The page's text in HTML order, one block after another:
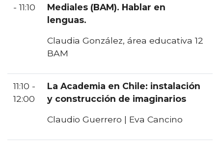
- 11:10
Mediales (BAM). Hablar en
lenguas.
Claudia González, área educativa 12
BAM
11:10 -
12:00
La Academia en Chile: instalación
y construcción de imaginarios
Claudio Guerrero | Eva Cancino